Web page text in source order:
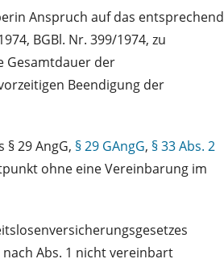
Anspruch auf das entsprechend
BGBl. Nr. 399/1974, zu
Gesamtdauer der
Beendigung der
29 AngG, § 29 GAngG, § 33 Abs. 2
ohne eine Vereinbarung im
Abs. 1 nicht vereinbart